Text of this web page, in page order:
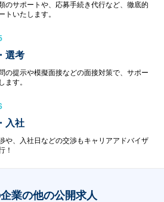
のサポートや、応募手続き代行など、徹底的
トいたします。
選考
の提示や模擬面接などの面接対策で、サポー
ます。
入社
や、入社日などの交渉もキャリアアドバイザ
！
業の他の公開求人